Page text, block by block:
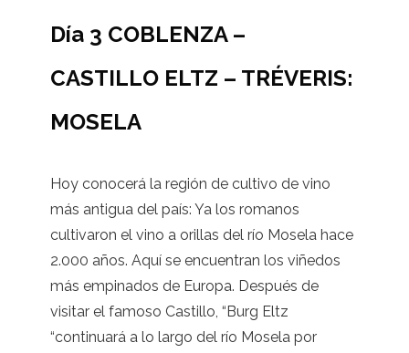
Día 3 COBLENZA –
CASTILLO ELTZ – TRÉVERIS:
MOSELA
Hoy conocerá la región de cultivo de vino
más antigua del país: Ya los romanos
cultivaron el vino a orillas del río Mosela hace
2.000 años. Aquí se encuentran los viñedos
más empinados de Europa. Después de
visitar el famoso Castillo, “Burg Eltz
“continuará a lo largo del río Mosela por